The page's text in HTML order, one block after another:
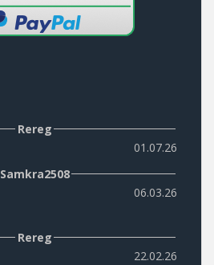
Rereg
01.07.26
Samkra2508
06.03.26
Rereg
22.02.26